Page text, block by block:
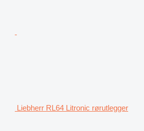
Liebherr RL64 Litronic rørutlegger